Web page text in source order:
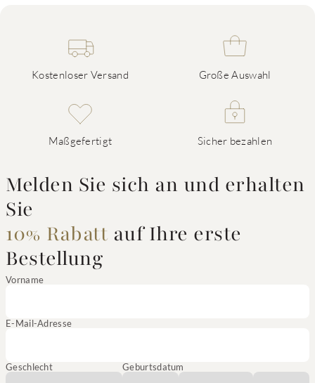
Kostenloser Versand Große Auswahl
Maßgefertigt Sicher bezahlen
Melden Sie sich an und erhalten
Sie
10% Rabatt auf Ihre erste
Bestellung
Vorname
E-Mail-Adresse
Geschlecht Geburtsdatum